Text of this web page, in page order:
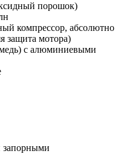
порошок)
компрессор, абсолютно
защита мотора)
с алюминиевыми
запорными